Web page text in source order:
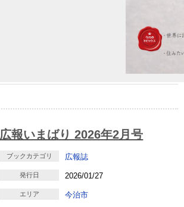
広報いまばり 2026年2月号
ブックカテゴリ 広報誌
発行日 2026/01/27
エリア 今治市